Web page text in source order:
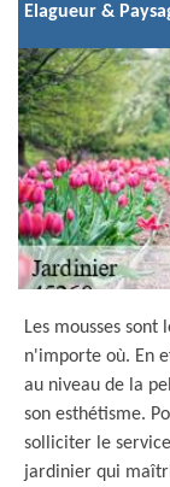
Elagueur &
Les mousses
n'importe où. En
au niveau de la
son esthétisme.
solliciter le
jardinier qui